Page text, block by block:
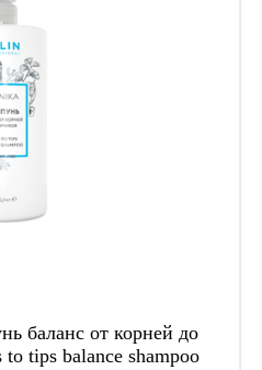
баланс от корней до
tips balance shampoo